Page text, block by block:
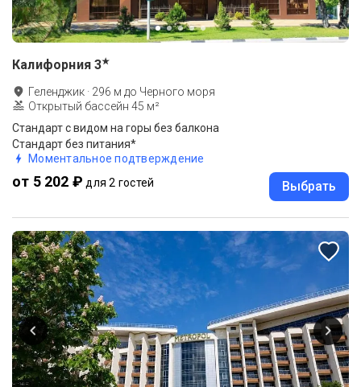
Калифорния 3★
Геленджик · 296 м до Черного моря
Открытый бассейн 45 м²
Стандарт с видом на горы без балкона
Стандарт без питания*
Моментальное подтверждение
от 5 202 ₽ для 2 гостей Выбрать